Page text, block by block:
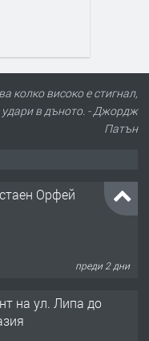
колко високо е стигнал,
удари в дъното. - Джордж
Патън
на ул. Липа до
преди 2 дни
ГАРСОНИЕРА ПОД
– ДО